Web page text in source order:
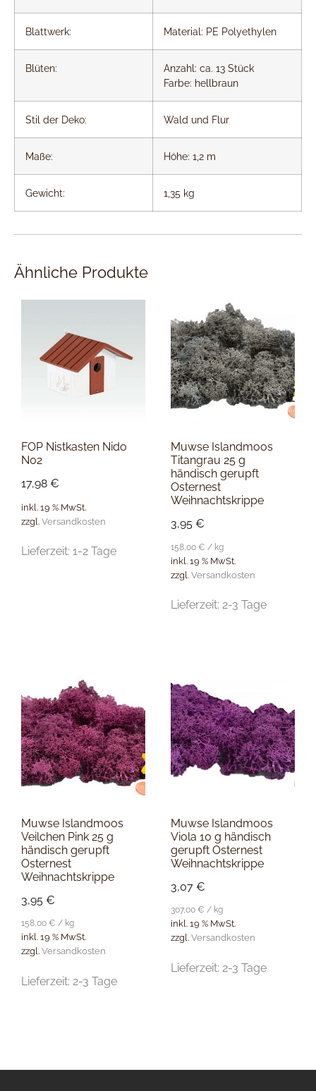
Blattwerk: Material: PE Polyethylen
Blüten:
Anzahl: ca. 13 Stück
Farbe: hellbraun
Stil der Deko: Wald und Flur
Maße: Höhe: 1,2 m
Gewicht: 1,35 kg
Ähnliche Produkte
FOP Nistkasten Nido
N02
17,98 €
inkl. 19 % MwSt.
zzgl. Versandkosten
Lieferzeit: 1-2 Tage
Muwse Islandmoos
Titangrau 25 g
händisch gerupft
Osternest
Weihnachtskrippe
3,95€
158,00€ / kg
inkl. 19 % MwSt.
zzgl.Versandkosten
Lieferzeit:2-3 Tage
Muwse Islandmoos
Veilchen Pink 25 g
händisch gerupft
Osternest
Weihnachtskrippe
3,95 €
158,00 € / kg
inkl. 19 % MwSt.
zzgl. Versandkosten
Lieferzeit: 2-3 Tage
Muwse Islandmoos
Viola 10 g händisch
gerupft Osternest
Weihnachtskrippe
3,07€
307,00€ / kg
inkl. 19 % MwSt.
zzgl.Versandkosten
Lieferzeit: 2-3 Tage